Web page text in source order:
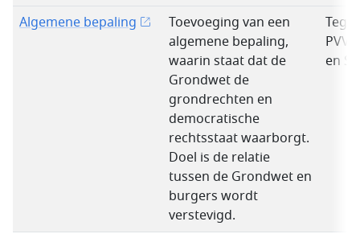
Algemene bepaling
Toevoeging van een
algemene bepaling,
waarin staat dat de
Grondwet de
grondrechten en
democratische
rechtsstaat waarborgt.
Doel is de relatie
tussen de Grondwet en
burgers wordt
verstevigd.
PVV,
en